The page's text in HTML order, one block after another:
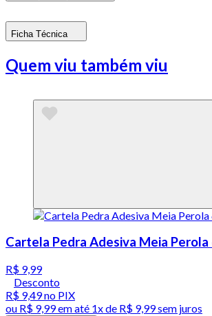
Ficha Técnica
Quem viu também viu
Cartela Pedra Adesiva Meia Perola
R$ 9,99
Desconto
R$ 9,49no PIX
ou R$ 9,99em até 1x de R$ 9,99sem juros